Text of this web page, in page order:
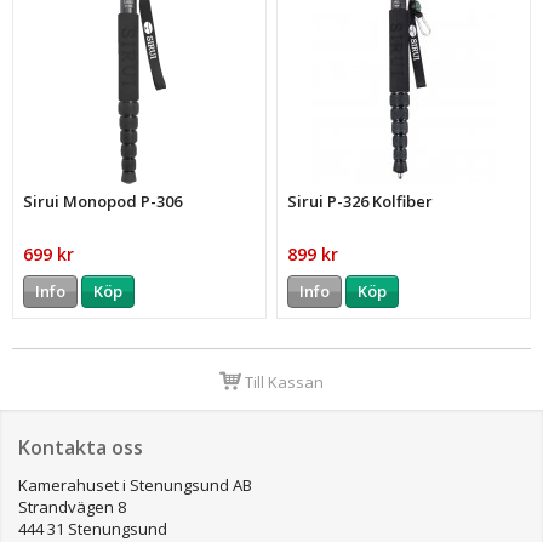
Sirui Monopod P-306
699 kr
Info Köp
Sirui P-326 Kolfiber
899 kr
Info Köp
Till Kassan
Kontakta oss
Kamerahuset i Stenungsund AB
Strandvägen 8
444 31 Stenungsund